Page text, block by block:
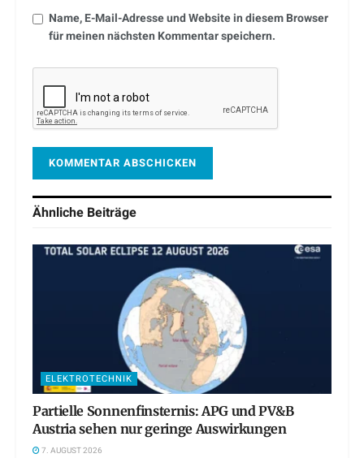
Name, E-Mail-Adresse und Website in diesem Browser
für meinen nächsten Kommentar speichern.
Ähnliche Beiträge
ELEKTROTECHNIK
Partielle Sonnenfinsternis: APG und PV&B
Austria sehen nur geringe Auswirkungen
7. AUGUST 2026